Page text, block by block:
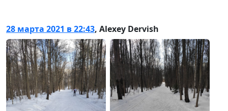
28 марта 2021 в 22:43, Alexey Dervish